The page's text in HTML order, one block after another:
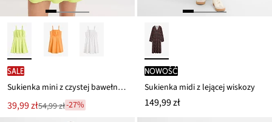
SALE
Sukienka mini z czystej bawełny organicznej
Nowa
cena
39,99 zł
Przeceniono
54,99 zł-27%
nowość
Sukienka midi z lejącej wiskozy
149,99 zł